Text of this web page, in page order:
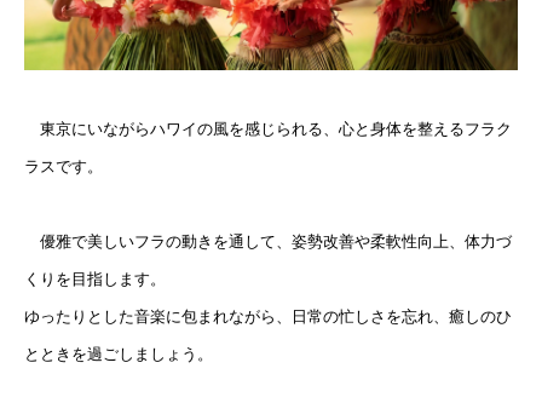
東京にいながらハワイの風を感じられる、心と身体を整えるフラク
ラスです。
優雅で美しいフラの動きを通して、姿勢改善や柔軟性向上、体力づ
くりを目指します。
ゆったりとした音楽に包まれながら、日常の忙しさを忘れ、癒しのひ
とときを過ごしましょう。